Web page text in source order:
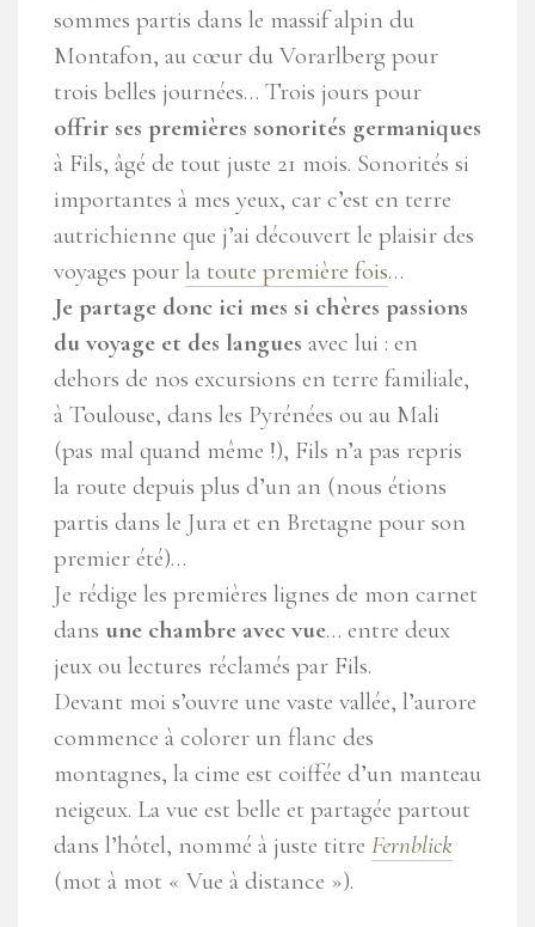
sommes partis dans le massif alpin du
Montafon, au cœur du Vorarlberg pour
trois belles journées… Trois jours pour
offrir ses premières sonorités germaniques
à Fils, âgé de tout juste 21 mois. Sonorités si
importantes à mes yeux, car c’est en terre
autrichienne que j’ai découvert le plaisir des
voyages pour la toute première fois…
Je partage donc ici mes si chères passions
du voyage et des langues avec lui : en
dehors de nos excursions en terre familiale,
à Toulouse, dans les Pyrénées ou au Mali
(pas mal quand même !), Fils n’a pas repris
la route depuis plus d’un an (nous étions
partis dans le Jura et en Bretagne pour son
premier été)…
Je rédige les premières lignes de mon carnet
dans une chambre avec vue… entre deux
jeux ou lectures réclamés par Fils.
Devant moi s’ouvre une vaste vallée, l’aurore
commence à colorer un flanc des
montagnes, la cime est coiffée d’un manteau
neigeux. La vue est belle et partagée partout
dans l’hôtel, nommé à juste titre Fernblick
(mot à mot « Vue à distance »).